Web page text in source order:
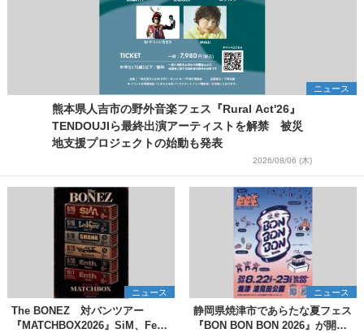
ニュース
熊本県人吉市の野外音楽フェス『Rural Act'26』
TENDOUJIら最終出演アーティストを解禁 被災
地支援プロジェクトの始動も発表
2026/08/06 (木)
ニュース
The BONEZ 対バンツアー
『MATCHBOX2026』SiM、Fear,
ニュース
静岡県焼津市であらたな夏フェス
『BON BON BON 2026』が開